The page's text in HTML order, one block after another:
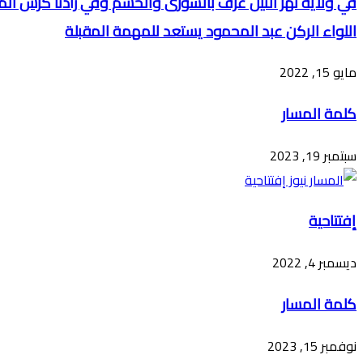
اللواء الركن عبد المحمود يستعد للمهمة المقبلة
مايو 15, 2022
كلمة المسار
سبتمبر 19, 2023
إفتتاحية
ديسمبر 4, 2022
كلمة المسار
نوفمبر 15, 2023